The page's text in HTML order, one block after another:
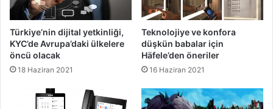
Türkiye’nin dijital yetkinliği,
KYC’de Avrupa’daki ülkelere
öncü olacak
18 Haziran 2021
Teknolojiye ve konfora
düşkün babalar için
Häfele’den öneriler
16 Haziran 2021